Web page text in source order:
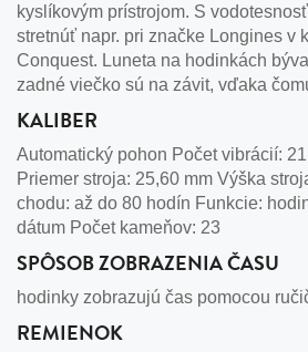
kyslíkovým prístrojom. S
stretnúť napr. pri značke Longines v
Conquest. Luneta na hodinkách
zadné viečko sú na závit, vďaka
KALIBER
Automatický pohon Počet vibrácií:
Priemer stroja: 25,60 mm Výška
chodu: až do 80 hodín Funkcie:
dátum Počet kameňov: 23
SPÔSOB ZOBRAZENIA ČASU
hodinky zobrazujú čas pomocou
REMIENOK